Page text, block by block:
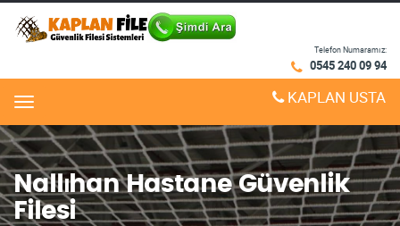
Telefon Numaramız:
0545 240 09 94
Menu KAPLAN USTA
Nallıhan Hastane Güvenlik
Filesi